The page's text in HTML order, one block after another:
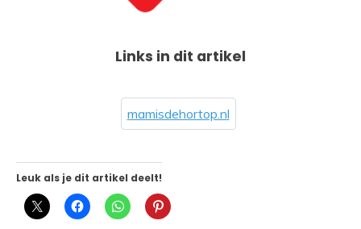
Links in dit artikel
mamisdehortop.nl
Leuk als je dit artikel deelt!